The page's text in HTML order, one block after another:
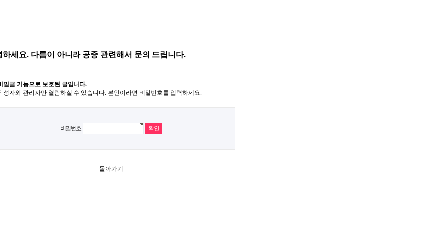
하세요. 다름이 아니라 공증 관련해서 문의 드립니다.
밀글 기능으로 보호된 글입니다.
성자와 관리자만 열람하실 수 있습니다. 본인이라면 비밀번호를 입력하세요.
비밀번호
돌아가기